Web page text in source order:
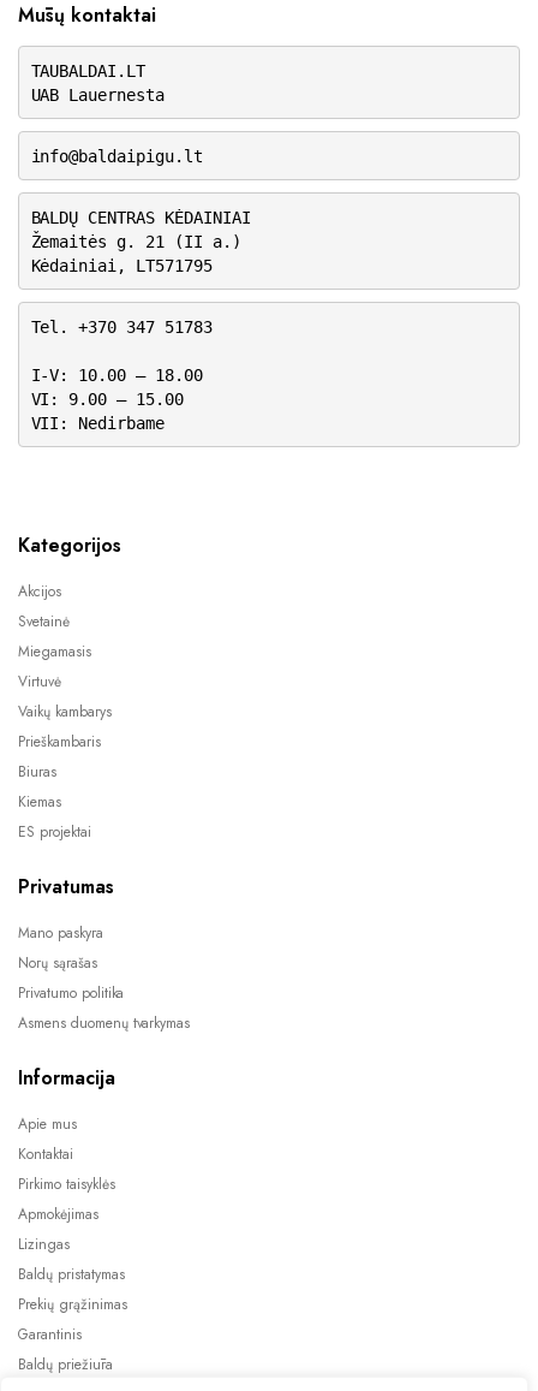
Mūsų kontaktai
TAUBALDAI.LT
UAB Lauernesta
info@baldaipigu.lt
BALDŲ CENTRAS KĖDAINIAI
Žemaitės g. 21 (II a.)
Kėdainiai, LT571795
Tel. +370 347 51783
I-V: 10.00 – 18.00
VI: 9.00 – 15.00
VII: Nedirbame
Kategorijos
Akcijos
Svetainė
Miegamasis
Virtuvė
Vaikų kambarys
Prieškambaris
Biuras
Kiemas
ES projektai
Privatumas
Mano paskyra
Norų sąrašas
Privatumo politika
Asmens duomenų tvarkymas
Informacija
Apie mus
Kontaktai
Pirkimo taisyklės
Apmokėjimas
Lizingas
Baldų pristatymas
Prekių grąžinimas
Garantinis
Baldų priežiūra